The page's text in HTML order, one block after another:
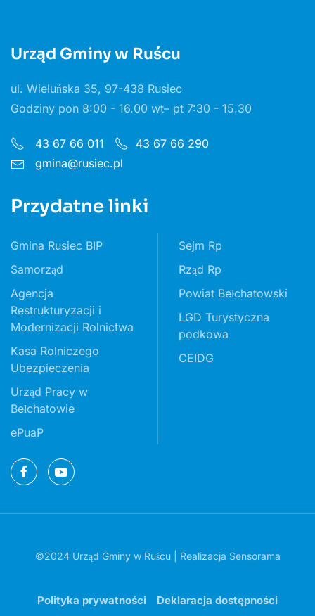
Urząd Gminy w Ruścu
ul. Wieluńska 35, 97-438 Rusiec
Godziny pon 8:00 - 16.00 wt– pt 7:30 - 15.30
43 67 66 011
43 67 66 290
gmina@rusiec.pl
Przydatne linki
Gmina Rusiec BIP
Samorząd
Agencja
Restrukturyzacji i
Modernizacji Rolnictwa
Kasa Rolniczego
Ubezpieczenia
Urząd Pracy w
Bełchatowie
ePuaP
Sejm Rp
Rząd Rp
Powiat Bełchatowski
LGD Turystyczna
podkowa
CEIDG
©2024 Urząd Gminy w Ruścu | Realizacja Sensorama
Polityka prywatności Deklaracja dostępności